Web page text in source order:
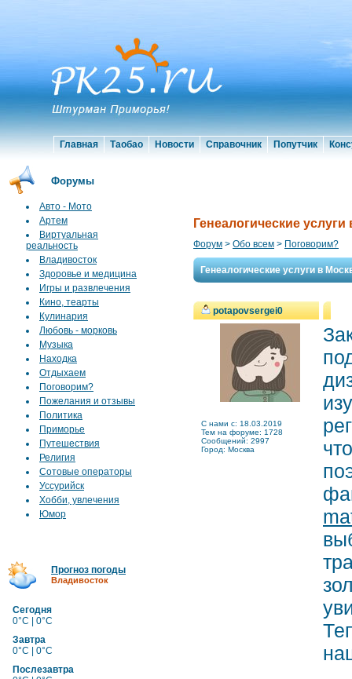
Главная Таобао Новости Справочник Попутчик
Форумы
Авто - Мото
Артем
Виртуальная
реальность
Владивосток
Здоровье и медицина
Игры и развлечения
Кино, теарты
Кулинария
Любовь - морковь
Музыка
Находка
Отдыхаем
Поговорим?
Пожелания и отзывы
Политика
Приморье
Путешествия
Религия
Сотовые операторы
Уссурийск
Хобби, увлечения
Юмор
Прогноз погоды
Владивосток
Сегодня
0°C | 0°C
Завтра
0°C | 0°C
Послезавтра
Генеалогические
Форум > Обо всем > Поговорим?
Генеалогические услуги в
potapovsergei0
C нами с: 18.03.2019
Тем на форуме: 1728
Сообщений: 2997
Город: Москва